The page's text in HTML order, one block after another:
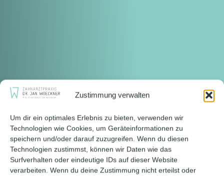
Zustimmung verwalten
Um dir ein optimales Erlebnis zu bieten, verwenden wir
Technologien wie Cookies, um Geräteinformationen zu
speichern und/oder darauf zuzugreifen. Wenn du diesen
Technologien zustimmst, können wir Daten wie das
Surfverhalten oder eindeutige IDs auf dieser Website
verarbeiten. Wenn du deine Zustimmung nicht erteilst oder